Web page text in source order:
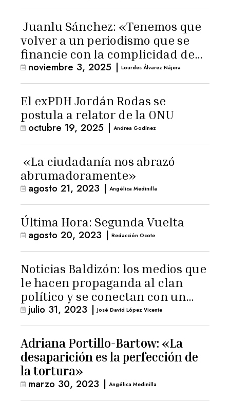
Juanlu Sánchez: «Tenemos que
volver a un periodismo que se
financie con la complicidad de
los lectores»
noviembre 3, 2025 | Lourdes Álvarez Nájera
El exPDH Jordán Rodas se
postula a relator de la ONU
octubre 19, 2025 | Andrea Godínez
«La ciudadanía nos abrazó
abrumadoramente»
agosto 21, 2023 | Angélica Medinilla
Última Hora: Segunda Vuelta
agosto 20, 2023 | Redacción Ocote
Noticias Baldizón: los medios que
le hacen propaganda al clan
político y se conectan con un
hombre de confianza de
Giammattei
julio 31, 2023 | José David López Vicente
Adriana Portillo-Bartow: «La
desaparición es la perfección de
la tortura»
marzo 30, 2023 | Angélica Medinilla